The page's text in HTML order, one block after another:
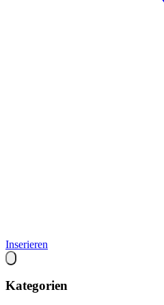
Inserieren
Kategorien